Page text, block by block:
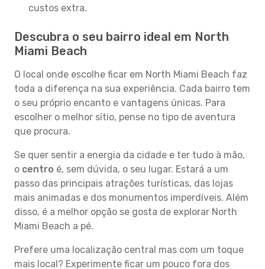
custos extra.
Descubra o seu bairro ideal em North
Miami Beach
O local onde escolhe ficar em North Miami Beach faz
toda a diferença na sua experiência. Cada bairro tem
o seu próprio encanto e vantagens únicas. Para
escolher o melhor sítio, pense no tipo de aventura
que procura.
Se quer sentir a energia da cidade e ter tudo à mão,
o centro é, sem dúvida, o seu lugar. Estará a um
passo das principais atrações turísticas, das lojas
mais animadas e dos monumentos imperdíveis. Além
disso, é a melhor opção se gosta de explorar North
Miami Beach a pé.
Prefere uma localização central mas com um toque
mais local? Experimente ficar um pouco fora dos